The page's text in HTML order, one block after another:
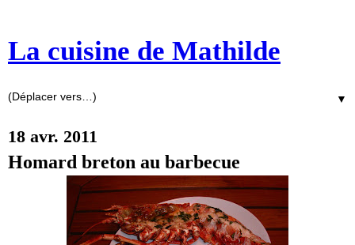
La cuisine de Mathilde
▼
18 avr. 2011
Homard breton au barbecue